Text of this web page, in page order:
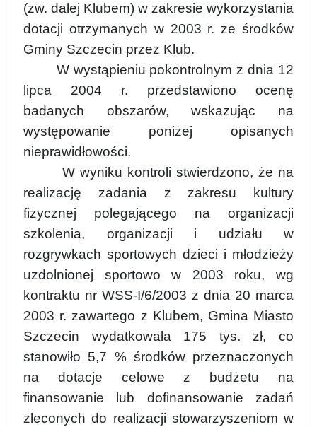
(zw. dalej Klubem) w zakresie wykorzystania
dotacji otrzymanych w 2003 r. ze środków
Gminy Szczecin przez Klub.
W wystąpieniu pokontrolnym z dnia 12
lipca 2004 r. przedstawiono ocenę
badanych obszarów, wskazując na
występowanie poniżej opisanych
nieprawidłowości.
W wyniku kontroli stwierdzono, że na
realizację zadania z zakresu kultury
fizycznej polegającego na organizacji
szkolenia, organizacji i udziału w
rozgrywkach sportowych dzieci i młodzieży
uzdolnionej sportowo w 2003 roku, wg
kontraktu nr WSS-I/6/2003 z dnia 20 marca
2003 r. zawartego z Klubem, Gmina Miasto
Szczecin wydatkowała 175 tys. zł, co
stanowiło 5,7 % środków przeznaczonych
na dotacje celowe z budżetu na
finansowanie lub dofinansowanie zadań
zleconych do realizacji stowarzyszeniom w